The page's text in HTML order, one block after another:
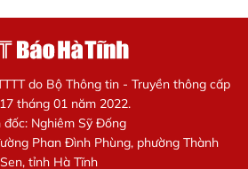
do Bộ Thông tin - Truyền thông cấp
tháng 01 năm 2022.
đốc: Nghiêm Sỹ Đống
Phan Đình Phùng, phường Thành
Sen, tỉnh Hà Tĩnh